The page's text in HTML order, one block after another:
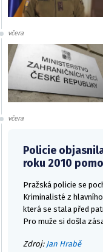
včera
včera
Policie
roku 2010
Pražská policie se
Kriminalisté z
která se stala před
Pro muže si došla
Zdroj: Jan Hrabě